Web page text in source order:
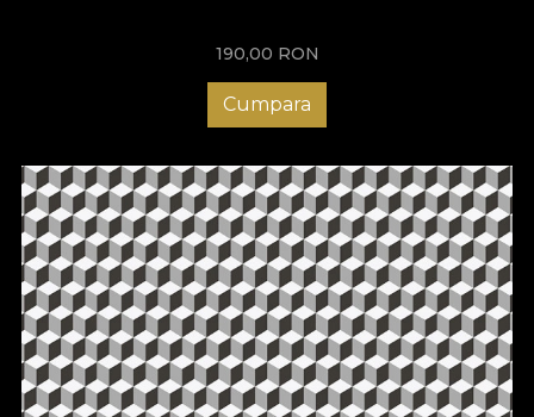
unică. Alege tapetele moderne pentru living VLAdiLA și bucură-
te de un ambient cu adevărat special! Te așteptăm cu modele
unice, create să inspire! Descoperă acum colecția noastră de
tapete și transformă-ți sufrageria într-un loc memorabil, care să
190,00 RON
Cumpara